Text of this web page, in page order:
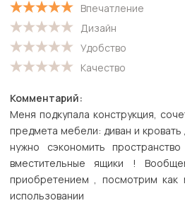
Впечатление
Дизайн
Удобство
Качество
Комментарий:
Меня подкупала конструкция,
предмета мебели: диван и кровать
нужно сэкономить
вместительные ящики !
приобретением , посмотрим
использовании